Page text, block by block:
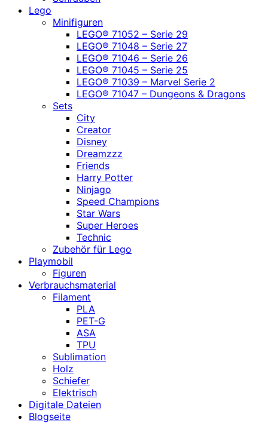
Lego
Minifiguren
LEGO® 71052 – Serie 29
LEGO® 71048 – Serie 27
LEGO® 71046 – Serie 26
LEGO® 71045 – Serie 25
LEGO® 71039 – Marvel Serie 2
LEGO® 71047 – Dungeons & Dragons
Sets
City
Creator
Disney
Dreamzzz
Friends
Harry Potter
Ninjago
Speed Champions
Star Wars
Super Heroes
Technic
Zubehör für Lego
Playmobil
Figuren
Verbrauchsmaterial
Filament
PLA
PET-G
ASA
TPU
Sublimation
Holz
Schiefer
Elektrisch
Digitale Dateien
Blogseite